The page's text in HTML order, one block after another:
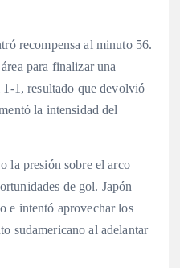
recompensa al minuto 56.
para finalizar una
1, resultado que devolvió
la intensidad del
la presión sobre el arco
de gol. Japón
e intentó aprovechar los
sudamericano al adelantar